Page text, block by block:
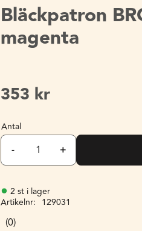
Bläckpatron
magenta
353 kr
Antal
+
-
2 st i lager
Artikelnr
129031
0